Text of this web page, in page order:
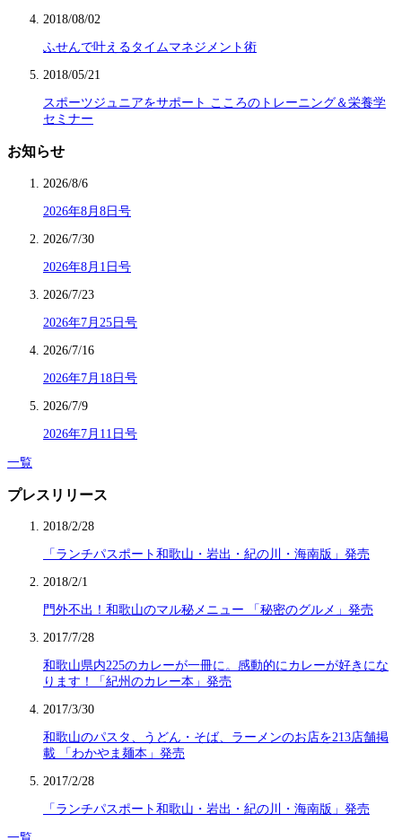
2018/08/02
ふせんで叶えるタイムマネジメント術
2018/05/21
スポーツジュニアをサポート こころのトレーニング＆栄養学
セミナー
お知らせ
2026/8/6
2026年8月8日号
2026/7/30
2026年8月1日号
2026/7/23
2026年7月25日号
2026/7/16
2026年7月18日号
2026/7/9
2026年7月11日号
一覧
プレスリリース
2018/2/28
「ランチパスポート和歌山・岩出・紀の川・海南版」発売
2018/2/1
門外不出！和歌山のマル秘メニュー 「秘密のグルメ」発売
2017/7/28
和歌山県内225のカレーが一冊に。感動的にカレーが好きにな
ります！「紀州のカレー本」発売
2017/3/30
和歌山のパスタ、うどん・そば、ラーメンのお店を213店舗掲
載 「わかやま麺本」発売
2017/2/28
「ランチパスポート和歌山・岩出・紀の川・海南版」発売